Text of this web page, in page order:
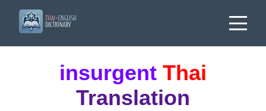
insurgent Thai
Translation